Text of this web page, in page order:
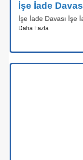
İşe İade
İşe İade Davası İşe
Daha Fazla